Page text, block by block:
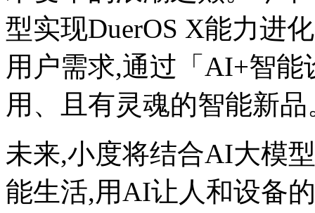
型实现DuerOS X能力进
用户需求,通过「AI+智
用、且有灵魂的智能新品
未来,小度将结合AI大模
能生活,用AI让人和设备